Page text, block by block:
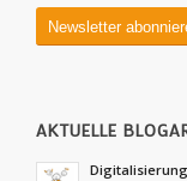
AKTUELLE